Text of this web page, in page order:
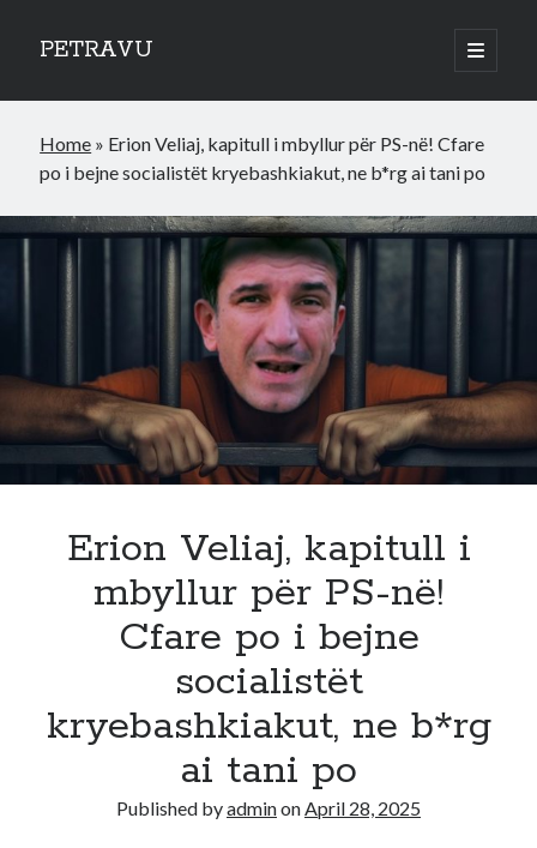
PETRAVU
open
primary
Sidebar
Bank
Credit Cards
World
Home » Erion Veliaj, kapitull i mbyllur për PS-në! Cfare
po i bejne socialistët kryebashkiakut, ne b*rg ai tani po
Erion Veliaj, kapitull i
mbyllur për PS-në!
Cfare po i bejne
socialistët
kryebashkiakut, ne b*rg
ai tani po
Published byadminonApril 28, 2025